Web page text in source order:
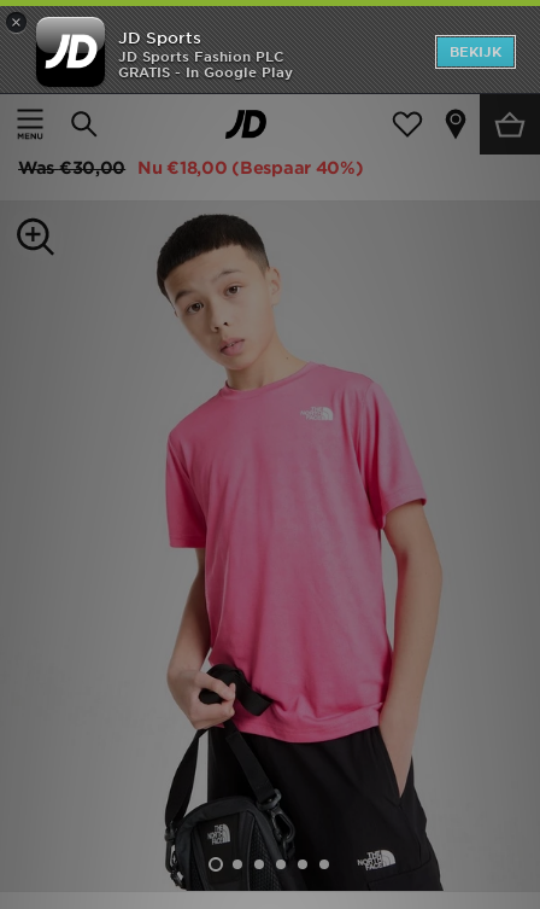
×
JD Sports
JD Sports Fashion PLC
GRATIS - In Google Play
BEKIJK
Thuis
Kids Junior Kleding (8-15 jaar)
The North Face Embossed T-Shirt Junior
Was€30,00 Nu €18,00 (Bespaar 40%)
New In
Heren
Collecties
Download de app
Bestelling Traceren